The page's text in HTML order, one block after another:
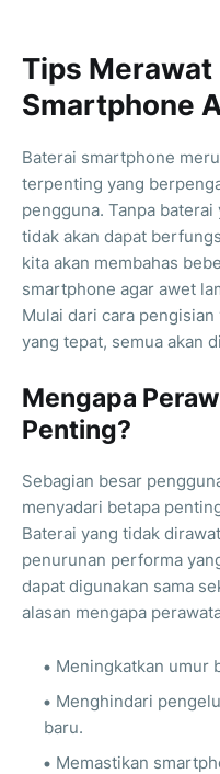
Tips Merawat
Smartphone
Baterai smartphone
terpenting yang
pengguna. Tanpa
tidak akan dapat
kita akan membahas
smartphone agar awet
Mulai dari cara
yang tepat, semua akan
Mengapa
Penting?
Sebagian besar
menyadari betapa
Baterai yang tidak
penurunan performa
dapat digunakan sama
alasan mengapa
Meningkatkan umur
Menghindari
baru.
Memastikan